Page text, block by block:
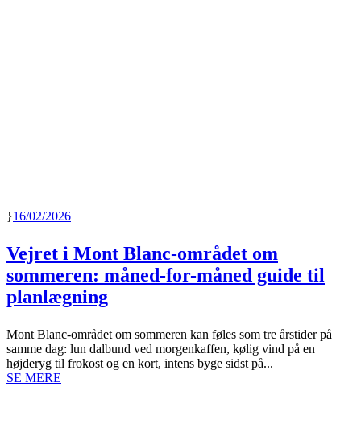
16/02/2026
Vejret i Mont Blanc-området om
sommeren: måned-for-måned guide til
planlægning
Mont Blanc-området om sommeren kan føles som tre årstider på
samme dag: lun dalbund ved morgenkaffen, kølig vind på en
højderyg til frokost og en kort, intens byge sidst på...
SE MERE